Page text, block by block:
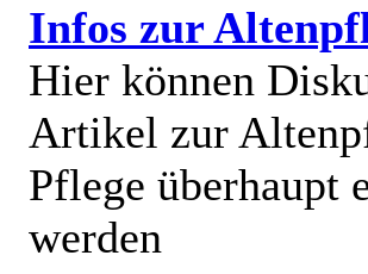
Infos zur
Hier können
Artikel zur
Pflege überhaupt
werden